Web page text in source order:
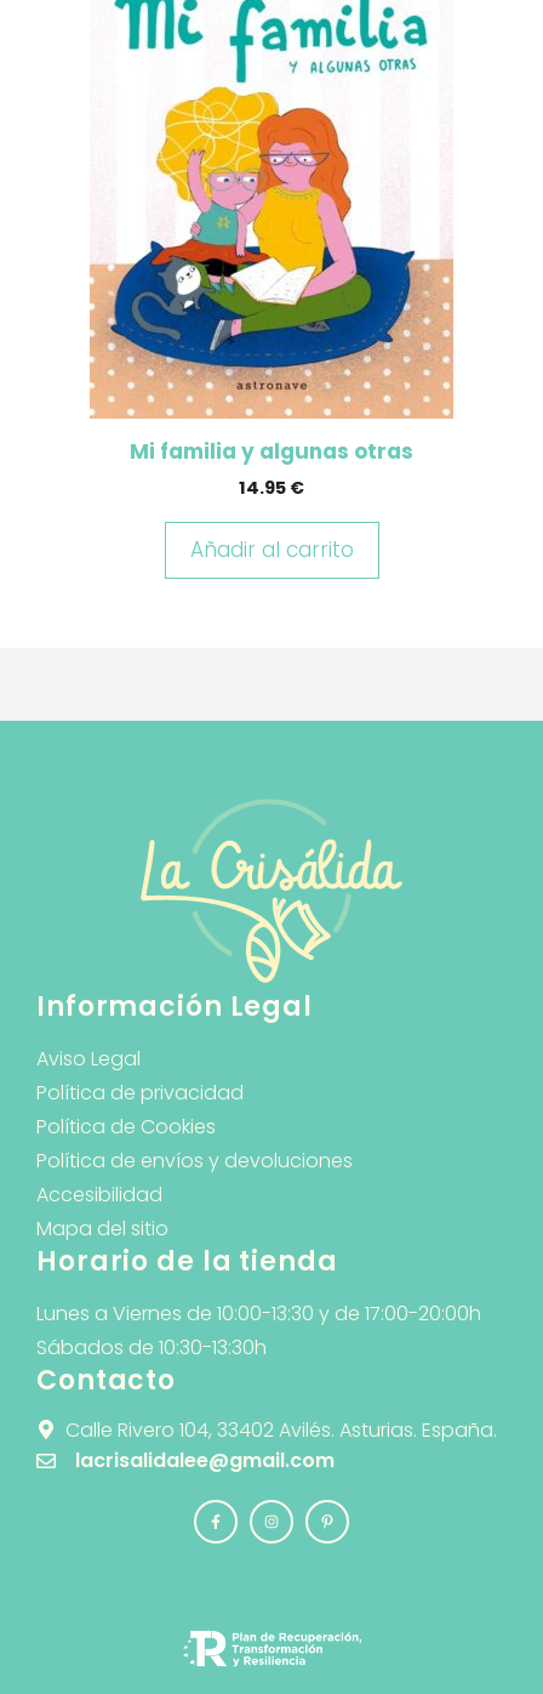
Mi familia y algunas otras
14.95 €
Añadir al carrito
Información Legal
Aviso Legal
Política de privacidad
Política de Cookies
Política de envíos y devoluciones
Accesibilidad
Mapa del sitio
Horario de la tienda
Lunes a Viernes de 10:00-13:30 y de 17:00-20:00h
Sábados de 10:30-13:30h
Contacto
Calle Rivero 104, 33402 Avilés. Asturias. España.
lacrisalidalee@gmail.com